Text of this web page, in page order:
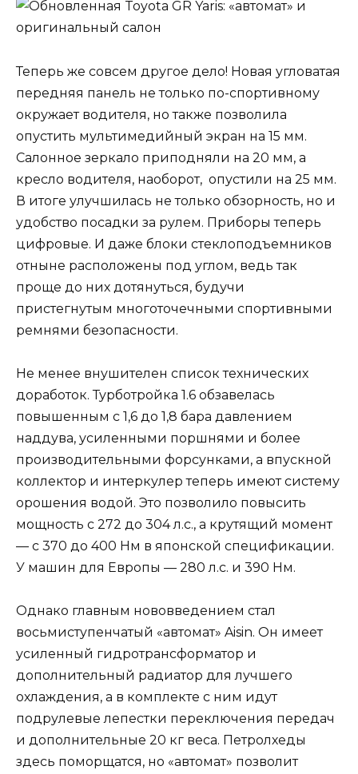
Теперь же совсем другое дело! Новая угловатая
передняя панель не только по-спортивному
окружает водителя, но также позволила
опустить мультимедийный экран на 15 мм.
Салонное зеркало приподняли на 20 мм, а
кресло водителя, наоборот, опустили на 25 мм.
В итоге улучшилась не только обзорность, но и
удобство посадки за рулем. Приборы теперь
цифровые. И даже блоки стеклоподъемников
отныне расположены под углом, ведь так
проще до них дотянуться, будучи
пристегнутым многоточечными спортивными
ремнями безопасности.
Не менее внушителен список технических
доработок. Турботройка 1.6 обзавелась
повышенным с 1,6 до 1,8 бара давлением
наддува, усиленными поршнями и более
производительными форсунками, а впускной
коллектор и интеркулер теперь имеют систему
орошения водой. Это позволило повысить
мощность с 272 до 304 л.с., а крутящий момент
— с 370 до 400 Нм в японской спецификации.
У машин для Европы — 280 л.с. и 390 Нм.
Однако главным нововведением стал
восьмиступенчатый «автомат» Aisin. Он имеет
усиленный гидротрансформатор и
дополнительный радиатор для лучшего
охлаждения, а в комплекте с ним идут
подрулевые лепестки переключения передач
и дополнительные 20 кг веса. Петролхеды
здесь поморщатся, но «автомат» позволит